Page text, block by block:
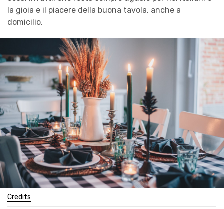
la gioia e il piacere della buona tavola, anche a
domicilio.
Credits